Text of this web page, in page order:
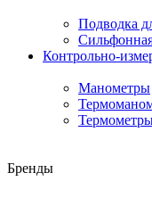
Подводка
Контрольно-
Манометры
Бренды